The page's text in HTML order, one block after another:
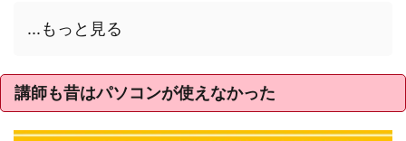
...もっと見る
講師も昔はパソコンが使えなかった